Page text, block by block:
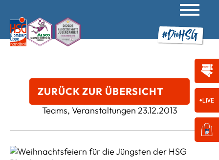
ZURÜCK ZUR ÜBERSICHT
Teams, Veranstaltungen 23.12.2013